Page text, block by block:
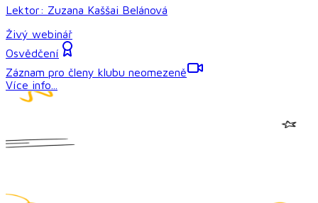
Lektor: Zuzana Kaššai Belánová
Živý webinář
Osvědčení
Záznam pro členy klubu neomezeně
Více info...